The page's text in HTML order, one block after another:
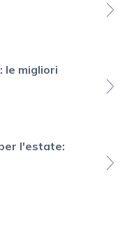
le migliori
l'estate: